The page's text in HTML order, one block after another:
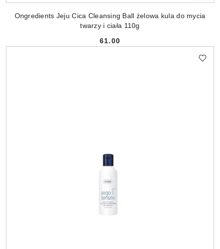
Ongredients Jeju Cica Cleansing Ball żelowa kula do mycia
twarzy i ciała 110g
Cena:
61.00